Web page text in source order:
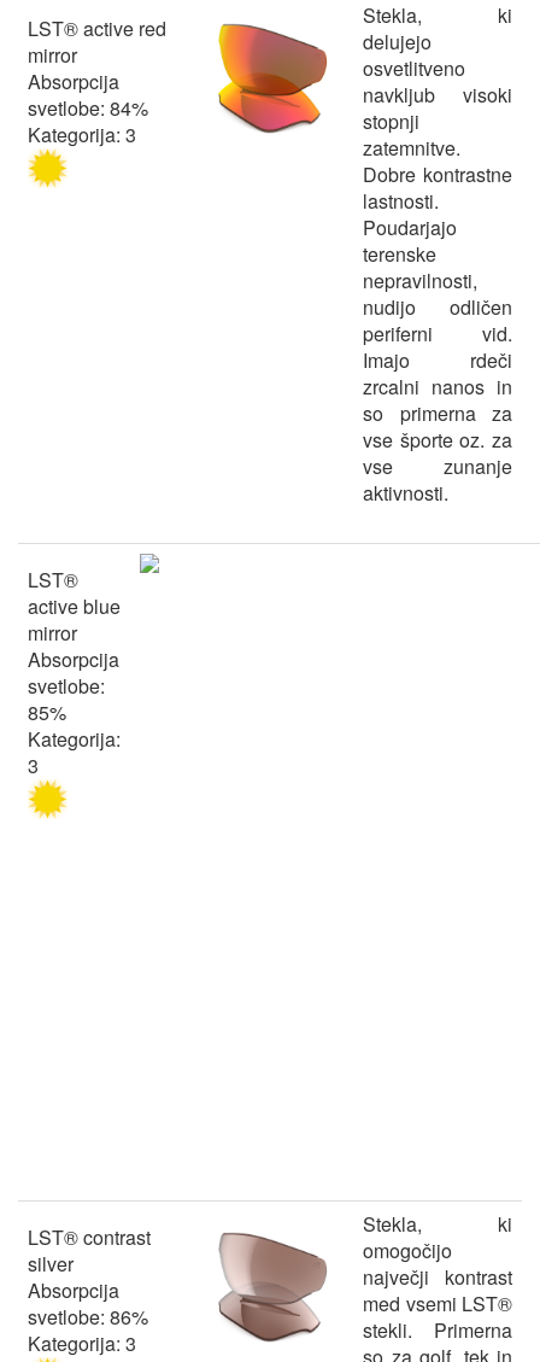
LST® active red
mirror
Absorpcija
svetlobe: 84%
Kategorija: 3
Stekla, ki
delujejo
osvetlitveno
navkljub visoki
stopnji
zatemnitve.
Dobre kontrastne
lastnosti.
Poudarjajo
terenske
nepravilnosti,
nudijo odličen
periferni vid.
Imajo rdeči
zrcalni nanos in
so primerna za
vse športe oz. za
vse zunanje
aktivnosti.
LST®
active blue
mirror
Absorpcija
svetlobe:
85%
Kategorija:
3
LST® contrast
silver
Absorpcija
svetlobe: 86%
Kategorija: 3
Stekla, ki
omogočijo
največji kontrast
med vsemi LST®
stekli. Primerna